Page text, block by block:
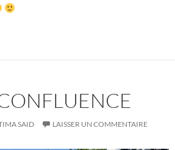
SAID LAISSER UN COMMENTAIRE